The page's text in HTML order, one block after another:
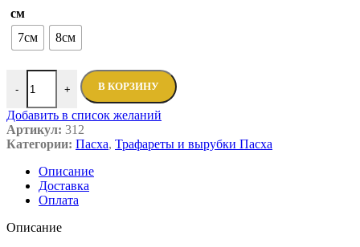
см
7см
8см
- + В КОРЗИНУ
Добавить в список желаний
Артикул: 312
Категории: Пасха, Трафареты и вырубки Пасха
Описание
Доставка
Оплата
Описание